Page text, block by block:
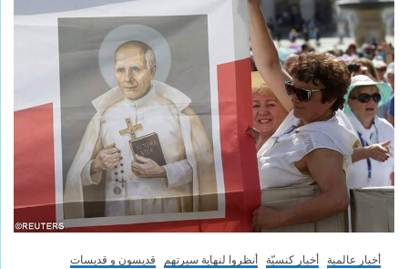
أخبار عالمية أخبار كنسيّة أنظروا لنهاية سيرتهم قديسون و قديسات